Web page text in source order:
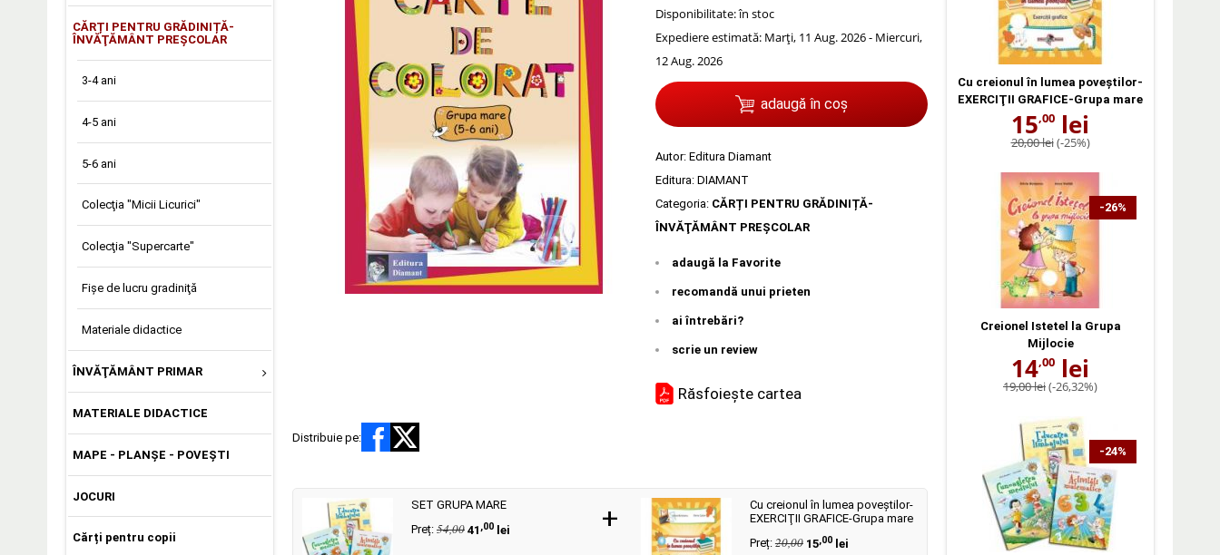
CĂRȚI PENTRU GRĂDINIȚĂ-
ÎNVĂŢĂMÂNT PREŞCOLAR
3-4 ani
4-5 ani
5-6 ani
Colecţia "Micii Licurici"
Colecţia "Supercarte"
Fişe de lucru gradiniţă
Materiale didactice
ÎNVĂŢĂMÂNT PRIMAR
MATERIALE DIDACTICE
MAPE - PLANȘE - POVEȘTI
JOCURI
Cărți pentru copii
Disponibilitate:în stoc
Expediere estimată: Marți, 11 Aug. 2026 - Miercuri,
12 Aug. 2026
adaugă în coș
Autor: Editura Diamant
Editura: DIAMANT
Categoria: CĂRȚI PENTRU GRĂDINIȚĂ-
ÎNVĂŢĂMÂNT PREŞCOLAR
adaugă la Favorite
recomandă unui prieten
ai întrebări?
scrie un review
Răsfoiește cartea
Distribuie pe:
SET GRUPA MARE
Preț: 54,00 41 ,00 lei +
Cu creionul în lumea poveştilor-
EXERCIŢII GRAFICE-Grupa mare
Preț: 20,00 15,00lei
Cu creionul în lumea poveştilor-
EXERCIŢII GRAFICE-Grupa mare
15,00 lei
20,00 lei(-25%)
-26%
Creionel Istetel la Grupa
Mijlocie
14,00 lei
19,00 lei(-26,32%)
-24%